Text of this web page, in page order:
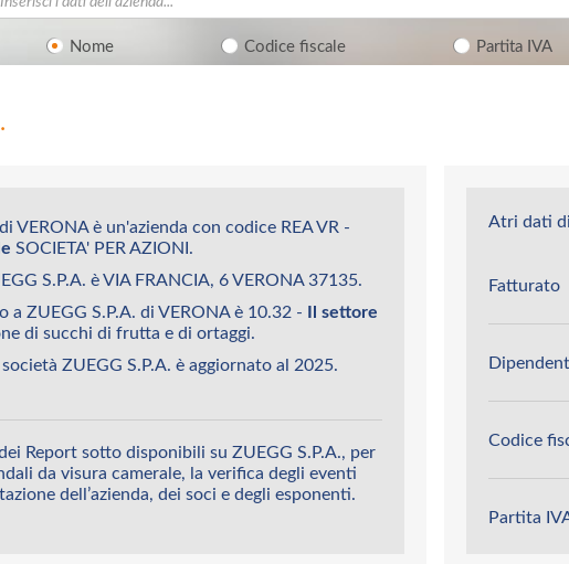
Nome Codice fiscale Partita IVA
VERONA è un'azienda con codice REA VR -
SOCIETA' PER AZIONI.
S.P.A. è VIA FRANCIA, 6 VERONA 37135.
a ZUEGG S.P.A. di VERONA è 10.32 -
Il settore
di succhi di frutta e di ortaggi.
ZUEGG S.P.A. è aggiornato al 2025.
Report sotto disponibili su ZUEGG S.P.A., per
da visura camerale, la verifica degli eventi
dell’azienda, dei soci e degli esponenti.
Atri dati
Fatturato
Codice
Partita